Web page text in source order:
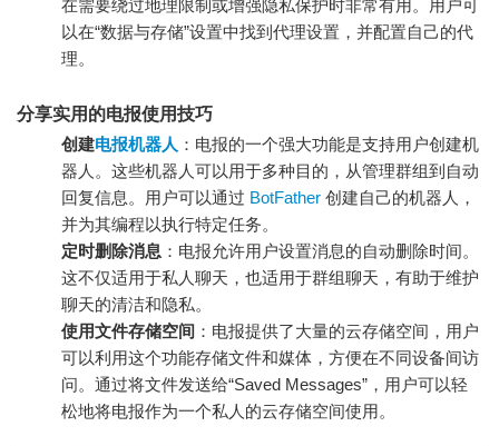
在需要绕过地理限制或增强隐私保护时非常有用。用户可
以在“数据与存储”设置中找到代理设置，并配置自己的代
理。
分享实用的电报使用技巧
创建电报机器人 ：电报的一个强大功能是支持用户创建机
器人。这些机器人可以用于多种目的，从管理群组到自动
回复信息。用户可以通过 BotFather 创建自己的机器人，
并为其编程以执行特定任务。
定时删除消息 ：电报允许用户设置消息的自动删除时间。
这不仅适用于私人聊天，也适用于群组聊天，有助于维护
聊天的清洁和隐私。
使用文件存储空间 ：电报提供了大量的云存储空间，用户
可以利用这个功能存储文件和媒体，方便在不同设备间访
问。通过将文件发送给“Saved Messages”，用户可以轻
松地将电报作为一个私人的云存储空间使用。